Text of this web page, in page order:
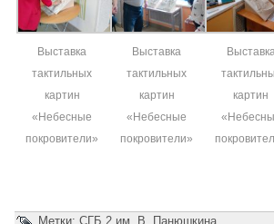
Выставка
тактильных
картин
«Небесные
покровители»
Выставка
тактильных
картин
«Небесные
покровители»
картин
Метки: СГБ 2 им. В. Панюшкина